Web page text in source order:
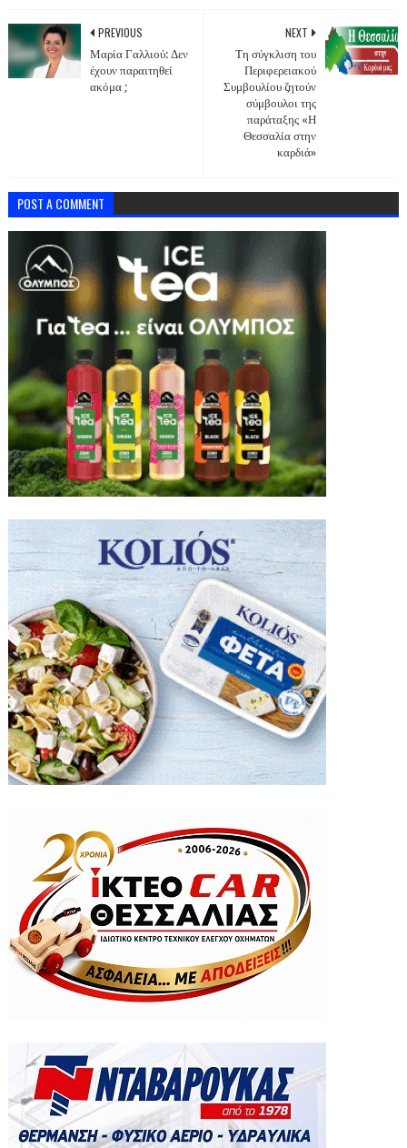
NEXT
Τη σύγκλιση του
Περιφερειακού
Συμβουλίου ζητούν
σύμβουλοι της
παράταξης «Η
Θεσσαλία στην
καρδιά»
PREVIOUS
Μαρία Γαλλιού: Δεν
έχουν παραιτηθεί
ακόμα ;
POST A COMMENT